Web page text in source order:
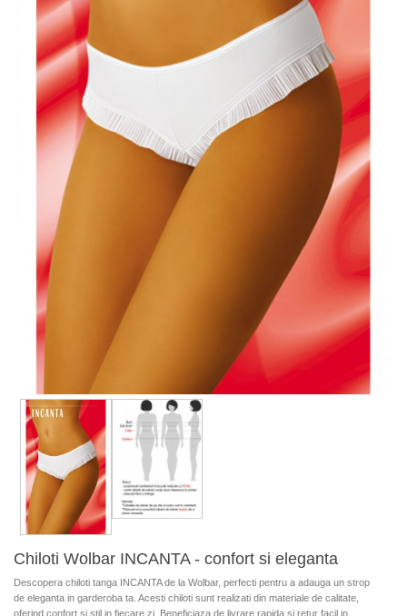
Chiloti Wolbar INCANTA - confort si eleganta
Descopera chiloti tanga INCANTA de la Wolbar, perfecti pentru a adauga un strop
de eleganta in garderoba ta. Acesti chiloti sunt realizati din materiale de calitate,
oferind confort si stil in fiecare zi. Beneficiaza de livrare rapida si retur facil in